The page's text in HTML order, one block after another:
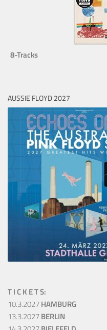
8-Tracks
AUSSIE FLOYD 2027
T I C K E T S:
10.3.2027HAMBURG
13.3.2027BERLIN